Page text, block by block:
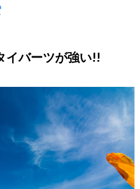
イバーツが強い!!